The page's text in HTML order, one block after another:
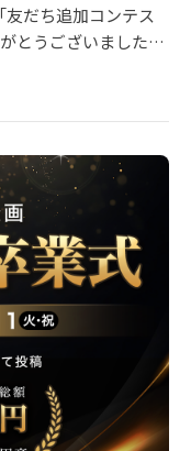
： 2026年11月中
について：11月の最
まで、「LINE
うお願いいたしま
合、収益金のお支払
ビス終
お問い合わせフォー
賜りますようお願い
」へのあたたかい
す。 今後ともLINE
だち追加コンテス
とうございました！
た投稿をしていただ
優秀賞・優秀賞・ベ
をご紹介いたしま
コントの続きの動画
した💡 他にも視聴者
見事です👏 ※LINE
使い方はコチラをご
5名） ぴよたぬき♡
コン画像や壁紙をプ
。"期間限定"の要素
すね☺️ ぱみ 友